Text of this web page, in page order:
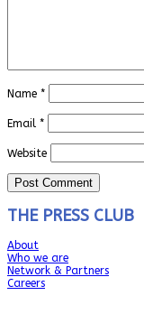
Name *
Email *
Website
THE PRESS CLUB
About
Who we are
Network & Partners
Careers